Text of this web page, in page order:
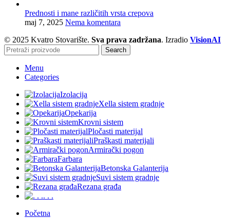
Prednosti i mane različitih vrsta crepova
maj 7, 2025 Nema komentara
© 2025 Kvatro Stovarište. Sva prava zadržana. Izradio VisionAI
Search
Menu
Categories
Izolacija
Xella sistem gradnje
Opekarija
Krovni sistem
Pločasti materijal
Praškasti materijali
Armirački pogon
Farbara
Betonska Galanterija
Suvi sistem gradnje
Rezana građa
. . .
Početna